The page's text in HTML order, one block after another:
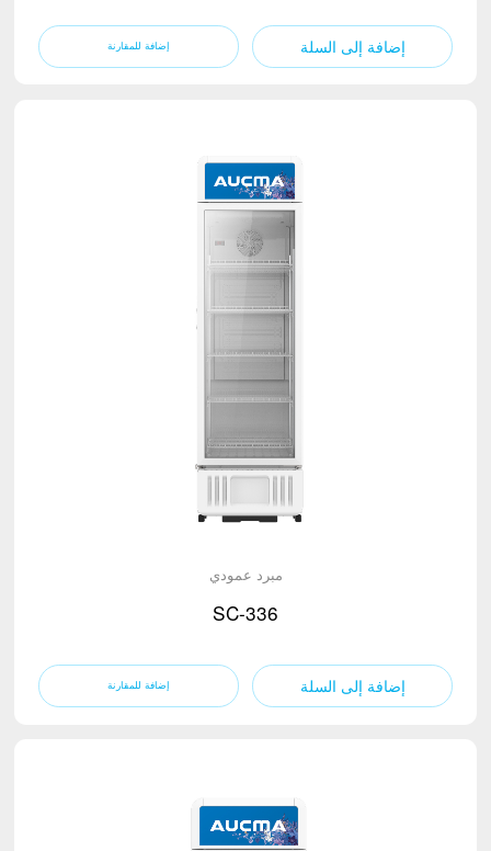
إضافة إلى السلة
مبرد عمودي
SC-336
إضافة إلى السلة